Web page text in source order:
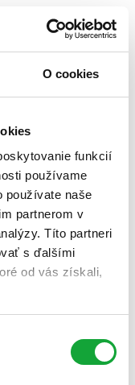
O cookies
funkcií
používame
používate naše
partnerom v
Títo partneri
s ďalšími
od vás získali,